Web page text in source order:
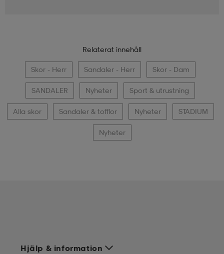
Relaterat innehåll
Skor - Herr Sandaler - Herr Skor - Dam
SANDALER Nyheter Sport & utrustning
Alla skor Sandaler & tofflor Nyheter STADIUM
Nyheter
Hjälp & information